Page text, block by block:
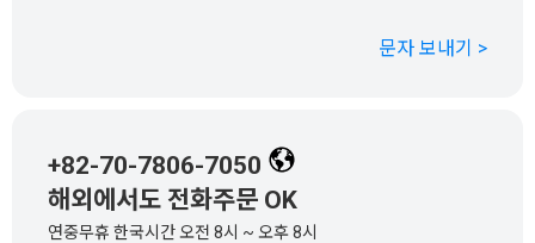
문자 보내기 >
+82-70-7806-7050
해외에서도 전화주문 OK
연중무휴 한국시간 오전 8시 ~ 오후 8시